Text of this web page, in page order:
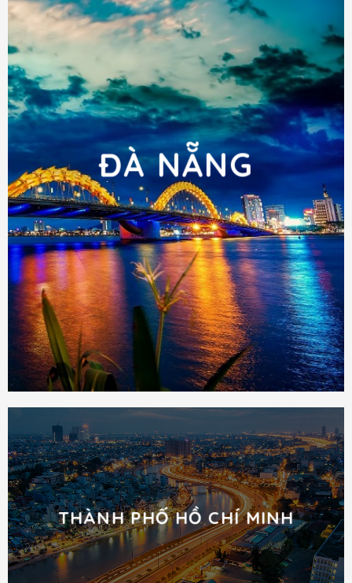
ĐÀ NẴNG
THÀNH PHỐ HỒ CHÍ MINH